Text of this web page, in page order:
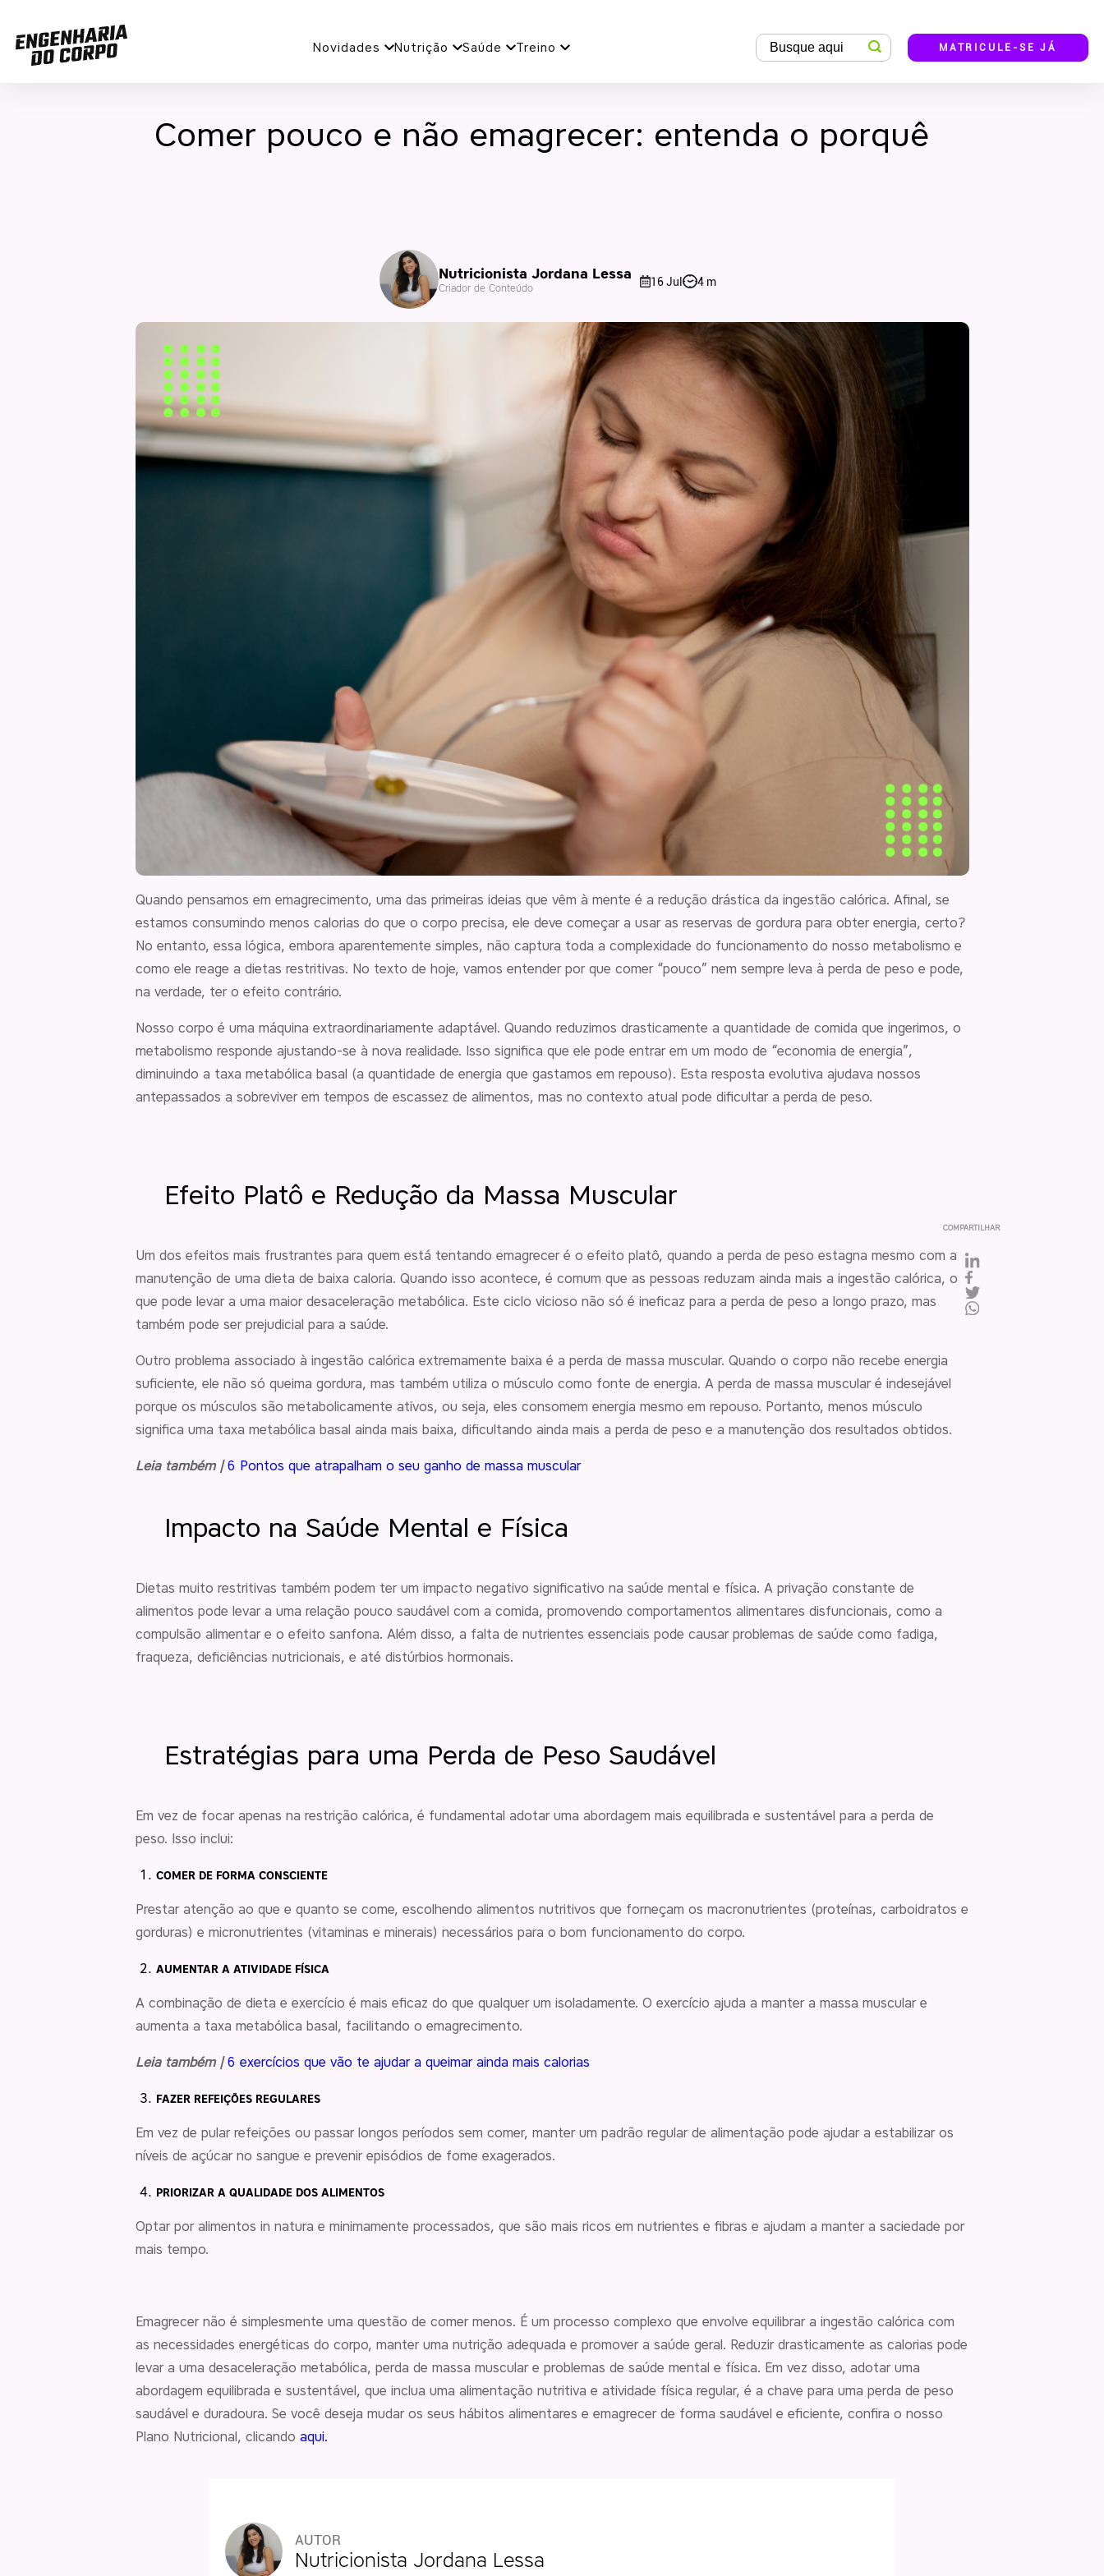
Novidades Nutrição Saúde Treino MATRICULE-SE JÁ
Comer pouco e não emagrecer: entenda o porquê
COMPARTILHAR
Nutricionista Jordana Lessa
Criador de Conteúdo 16 Jul 4 m
Quando pensamos em emagrecimento, uma das primeiras ideias que vêm à mente é a redução drástica da ingestão calórica. Afinal, se
estamos consumindo menos calorias do que o corpo precisa, ele deve começar a usar as reservas de gordura para obter energia, certo?
No entanto, essa lógica, embora aparentemente simples, não captura toda a complexidade do funcionamento do nosso metabolismo e
como ele reage a dietas restritivas. No texto de hoje, vamos entender por que comer “pouco” nem sempre leva à perda de peso e pode,
na verdade, ter o efeito contrário.
Nosso corpo é uma máquina extraordinariamente adaptável. Quando reduzimos drasticamente a quantidade de comida que ingerimos, o
metabolismo responde ajustando-se à nova realidade. Isso significa que ele pode entrar em um modo de “economia de energia”,
diminuindo a taxa metabólica basal (a quantidade de energia que gastamos em repouso). Esta resposta evolutiva ajudava nossos
antepassados a sobreviver em tempos de escassez de alimentos, mas no contexto atual pode dificultar a perda de peso.
Efeito Platô e Redução da Massa Muscular
Um dos efeitos mais frustrantes para quem está tentando emagrecer é o efeito platô, quando a perda de peso estagna mesmo com a
manutenção de uma dieta de baixa caloria. Quando isso acontece, é comum que as pessoas reduzam ainda mais a ingestão calórica, o
que pode levar a uma maior desaceleração metabólica. Este ciclo vicioso não só é ineficaz para a perda de peso a longo prazo, mas
também pode ser prejudicial para a saúde.
Outro problema associado à ingestão calórica extremamente baixa é a perda de massa muscular. Quando o corpo não recebe energia
suficiente, ele não só queima gordura, mas também utiliza o músculo como fonte de energia. A perda de massa muscular é indesejável
porque os músculos são metabolicamente ativos, ou seja, eles consomem energia mesmo em repouso. Portanto, menos músculo
significa uma taxa metabólica basal ainda mais baixa, dificultando ainda mais a perda de peso e a manutenção dos resultados obtidos.
Leia também | 6 Pontos que atrapalham o seu ganho de massa muscular
Impacto na Saúde Mental e Física
Dietas muito restritivas também podem ter um impacto negativo significativo na saúde mental e física. A privação constante de
alimentos pode levar a uma relação pouco saudável com a comida, promovendo comportamentos alimentares disfuncionais, como a
compulsão alimentar e o efeito sanfona. Além disso, a falta de nutrientes essenciais pode causar problemas de saúde como fadiga,
fraqueza, deficiências nutricionais, e até distúrbios hormonais.
Estratégias para uma Perda de Peso Saudável
Em vez de focar apenas na restrição calórica, é fundamental adotar uma abordagem mais equilibrada e sustentável para a perda de
peso. Isso inclui:
COMER DE FORMA CONSCIENTE
Prestar atenção ao que e quanto se come, escolhendo alimentos nutritivos que forneçam os macronutrientes (proteínas, carboidratos e
gorduras) e micronutrientes (vitaminas e minerais) necessários para o bom funcionamento do corpo.
AUMENTAR A ATIVIDADE FÍSICA
A combinação de dieta e exercício é mais eficaz do que qualquer um isoladamente. O exercício ajuda a manter a massa muscular e
aumenta a taxa metabólica basal, facilitando o emagrecimento.
Leia também | 6 exercícios que vão te ajudar a queimar ainda mais calorias
FAZER REFEIÇÕES REGULARES
Em vez de pular refeições ou passar longos períodos sem comer, manter um padrão regular de alimentação pode ajudar a estabilizar os
níveis de açúcar no sangue e prevenir episódios de fome exagerados.
PRIORIZAR A QUALIDADE DOS ALIMENTOS
Optar por alimentos in natura e minimamente processados, que são mais ricos em nutrientes e fibras e ajudam a manter a saciedade por
mais tempo.
Emagrecer não é simplesmente uma questão de comer menos. É um processo complexo que envolve equilibrar a ingestão calórica com
as necessidades energéticas do corpo, manter uma nutrição adequada e promover a saúde geral. Reduzir drasticamente as calorias pode
levar a uma desaceleração metabólica, perda de massa muscular e problemas de saúde mental e física. Em vez disso, adotar uma
abordagem equilibrada e sustentável, que inclua uma alimentação nutritiva e atividade física regular, é a chave para uma perda de peso
saudável e duradoura. Se você deseja mudar os seus hábitos alimentares e emagrecer de forma saudável e eficiente, confira o nosso
Plano Nutricional, clicando aqui.
AUTOR
Nutricionista Jordana Lessa